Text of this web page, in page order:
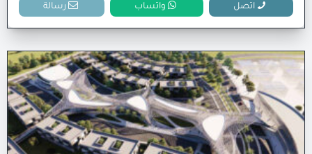
اتصل واتساب رسالة